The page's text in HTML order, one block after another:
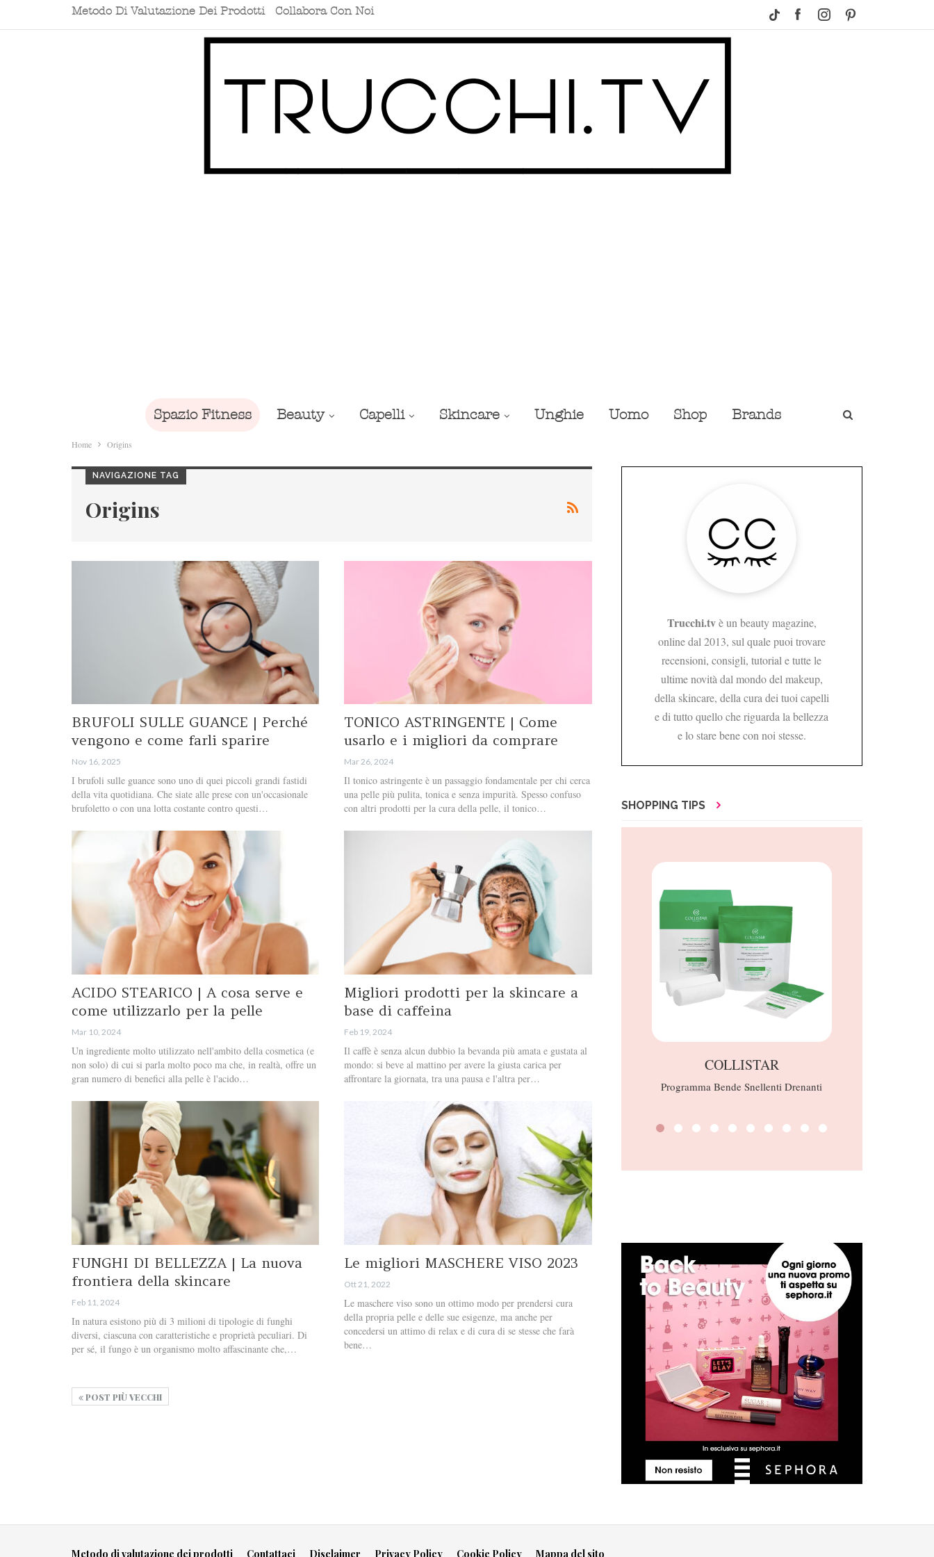
Metodo Di Valutazione Dei Prodotti Collabora Con Noi
Spazio Fitness Beauty Capelli Skincare Unghie Uomo Shop Brands
Home Origins
NAVIGAZIONE TAG
Origins
BRUFOLI SULLE GUANCE | Perché
vengono e come farli sparire
Nov 16, 2025
I brufoli sulle guance sono uno di quei piccoli grandi fastidi
della vita quotidiana. Che siate alle prese con un'occasionale
brufoletto o con una lotta costante contro questi…
TONICO ASTRINGENTE | Come
usarlo e i migliori da comprare
Mar 26, 2024
Il tonico astringente è un passaggio fondamentale per chi cerca
una pelle più pulita, tonica e senza impurità. Spesso confuso
con altri prodotti per la cura della pelle, il tonico…
ACIDO STEARICO | A cosa serve e
come utilizzarlo per la pelle
Mar 10, 2024
Un ingrediente molto utilizzato nell'ambito della cosmetica (e
non solo) di cui si parla molto poco ma che, in realtà, offre un
gran numero di benefici alla pelle è l'acido…
Migliori prodotti per la skincare a
base di caffeina
Feb 19, 2024
Il caffè è senza alcun dubbio la bevanda più amata e gustata al
mondo: si beve al mattino per avere la giusta carica per
affrontare la giornata, tra una pausa e l'altra per…
FUNGHI DI BELLEZZA | La nuova
frontiera della skincare
Feb 11, 2024
In natura esistono più di 3 milioni di tipologie di funghi
diversi, ciascuna con caratteristiche e proprietà peculiari. Di
per sé, il fungo è un organismo molto affascinante che,…
Le migliori MASCHERE VISO 2023
Ott 21, 2022
Le maschere viso sono un ottimo modo per prendersi cura
della propria pelle e delle sue esigenze, ma anche per
concedersi un attimo di relax e di cura di se stesse che farà
bene…
POST PIÙ VECCHI
Trucchi.tvè un beauty magazine,
online dal 2013, sul quale puoi trovare
recensioni, consigli, tutorial e tutte le
ultime novità dal mondo del makeup,
della skincare, della cura dei tuoi capelli
e di tutto quello che riguarda la bellezza
e lo stare bene con noi stesse.
SHOPPING TIPS
COLLISTAR
Programma Bende Snellenti Drenanti
Metodo di valutazione dei prodotti Contattaci Disclaimer Privacy Policy Cookie Policy Mappa del sito